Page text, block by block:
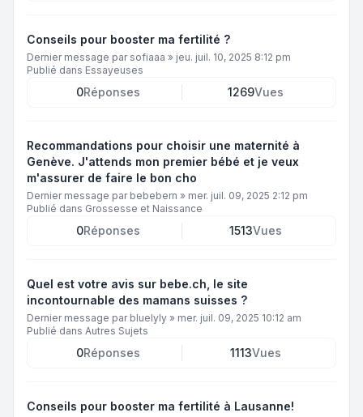
Conseils pour booster ma fertilité ?
Dernier message par sofiaaa » jeu. juil. 10, 2025 8:12 pm
Publié dans Essayeuses
0Réponses 1269Vues
Recommandations pour choisir une maternité à
Genève. J'attends mon premier bébé et je veux
m'assurer de faire le bon cho
Dernier message par bebebern » mer. juil. 09, 2025 2:12 pm
Publié dans Grossesse et Naissance
0Réponses 1513Vues
Quel est votre avis sur bebe.ch, le site
incontournable des mamans suisses ?
Dernier message par bluelyly » mer. juil. 09, 2025 10:12 am
Publié dans Autres Sujets
0Réponses 1113Vues
Conseils pour booster ma fertilité à Lausanne!